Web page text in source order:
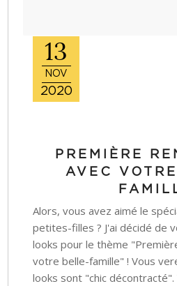
13
NOV
2020
PREMIÈRE
AVEC
Alors, vous avez aimé le
petites-filles ? J'ai décidé de
looks pour le thème
votre belle-famille" ! Vous
looks sont "chic décontracté".